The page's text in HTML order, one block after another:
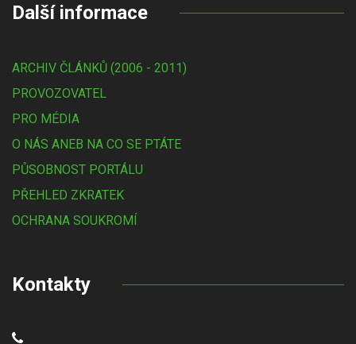
Další informace
ARCHIV ČLÁNKŮ (2006 - 2011)
PROVOZOVATEL
PRO MÉDIA
O NÁS ANEB NA CO SE PTÁTE
PŮSOBNOST PORTÁLU
PŘEHLED ZKRATEK
OCHRANA SOUKROMÍ
Kontakty